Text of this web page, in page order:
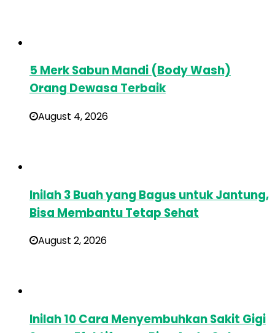
5 Merk Sabun Mandi (Body Wash)
Orang Dewasa Terbaik
August 4, 2026
Inilah 3 Buah yang Bagus untuk Jantung,
Bisa Membantu Tetap Sehat
August 2, 2026
Inilah 10 Cara Menyembuhkan Sakit Gigi